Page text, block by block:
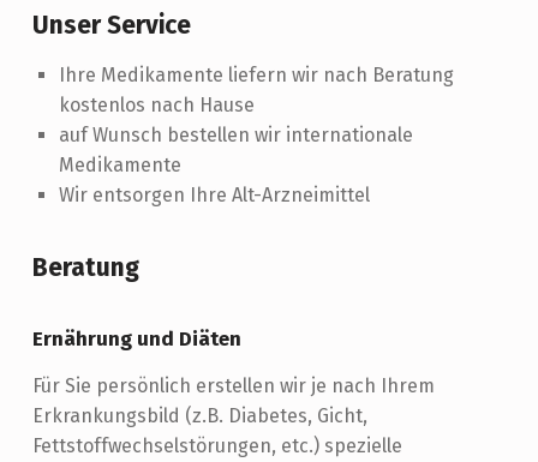
Unser Service
Ihre Medikamente liefern wir nach Beratung
kostenlos nach Hause
auf Wunsch bestellen wir internationale
Medikamente
Wir entsorgen Ihre Alt-Arzneimittel
Beratung
Ernährung und Diäten
Für Sie persönlich erstellen wir je nach Ihrem
Erkrankungsbild (z.B. Diabetes, Gicht,
Fettstoffwechselstörungen, etc.) spezielle